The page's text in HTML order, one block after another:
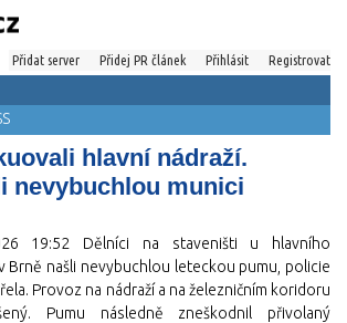
Přidat server Přidej PR článek Přihlásit Registrovat
hlavní nádraží.
nevybuchlou munici
19:52 Dělníci na staveništi u hlavního
Brně našli nevybuchlou leteckou pumu, policie
Provoz na nádraží a na železničním koridoru
Pumu následně zneškodnil přivolaný